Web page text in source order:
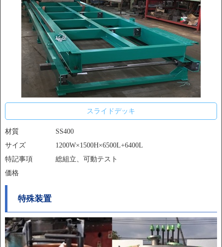
スライドデッキ
材質
SS400
サイズ
1200W×1500H×6500L+6400L
特記事項
総組立、可動テスト
価格
特殊装置